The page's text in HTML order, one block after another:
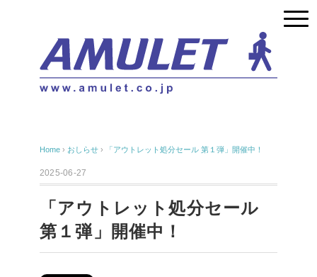
Home › おしらせ › 「アウトレット処分セール 第１弾」開催中！
2025-06-27
「アウトレット処分セール
第１弾」開催中！